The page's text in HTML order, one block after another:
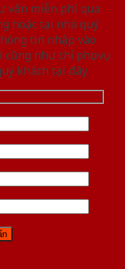
vấn miễn phí qua
hoặc tại nhà quý
tin nhập vào
như chỉ phục vụ
khách tại đây.